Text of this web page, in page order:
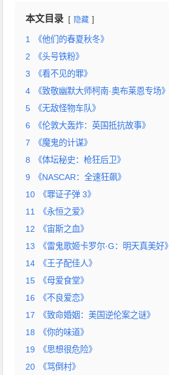
本文目录 隐藏
1
《他们的春夏秋冬》
2
《头号铁粉》
3
《看不见的罪》
4
《致敬幽默大师柯南·奥布莱恩专场》
5
《无敌怪物车队》
6
《伦敦大轰炸：英国抵抗故事》
7
《魔鬼的计谋》
8
《体坛秘史：枪狂后卫》
9
《NASCAR：全速狂飙》
10
《罪证子弹 3》
11
《永恒之爱》
12
《宙斯之血》
13
《雷鬼歌姬卡罗尔·G：明天真美好》
14
《王子配佳人》
15
《母爱食堂》
16
《不良爱恋》
17
《致命婚姻：美国逆伦案之谜》
18
《你的味道》
19
《思想很危险》
20
《骂倒村》